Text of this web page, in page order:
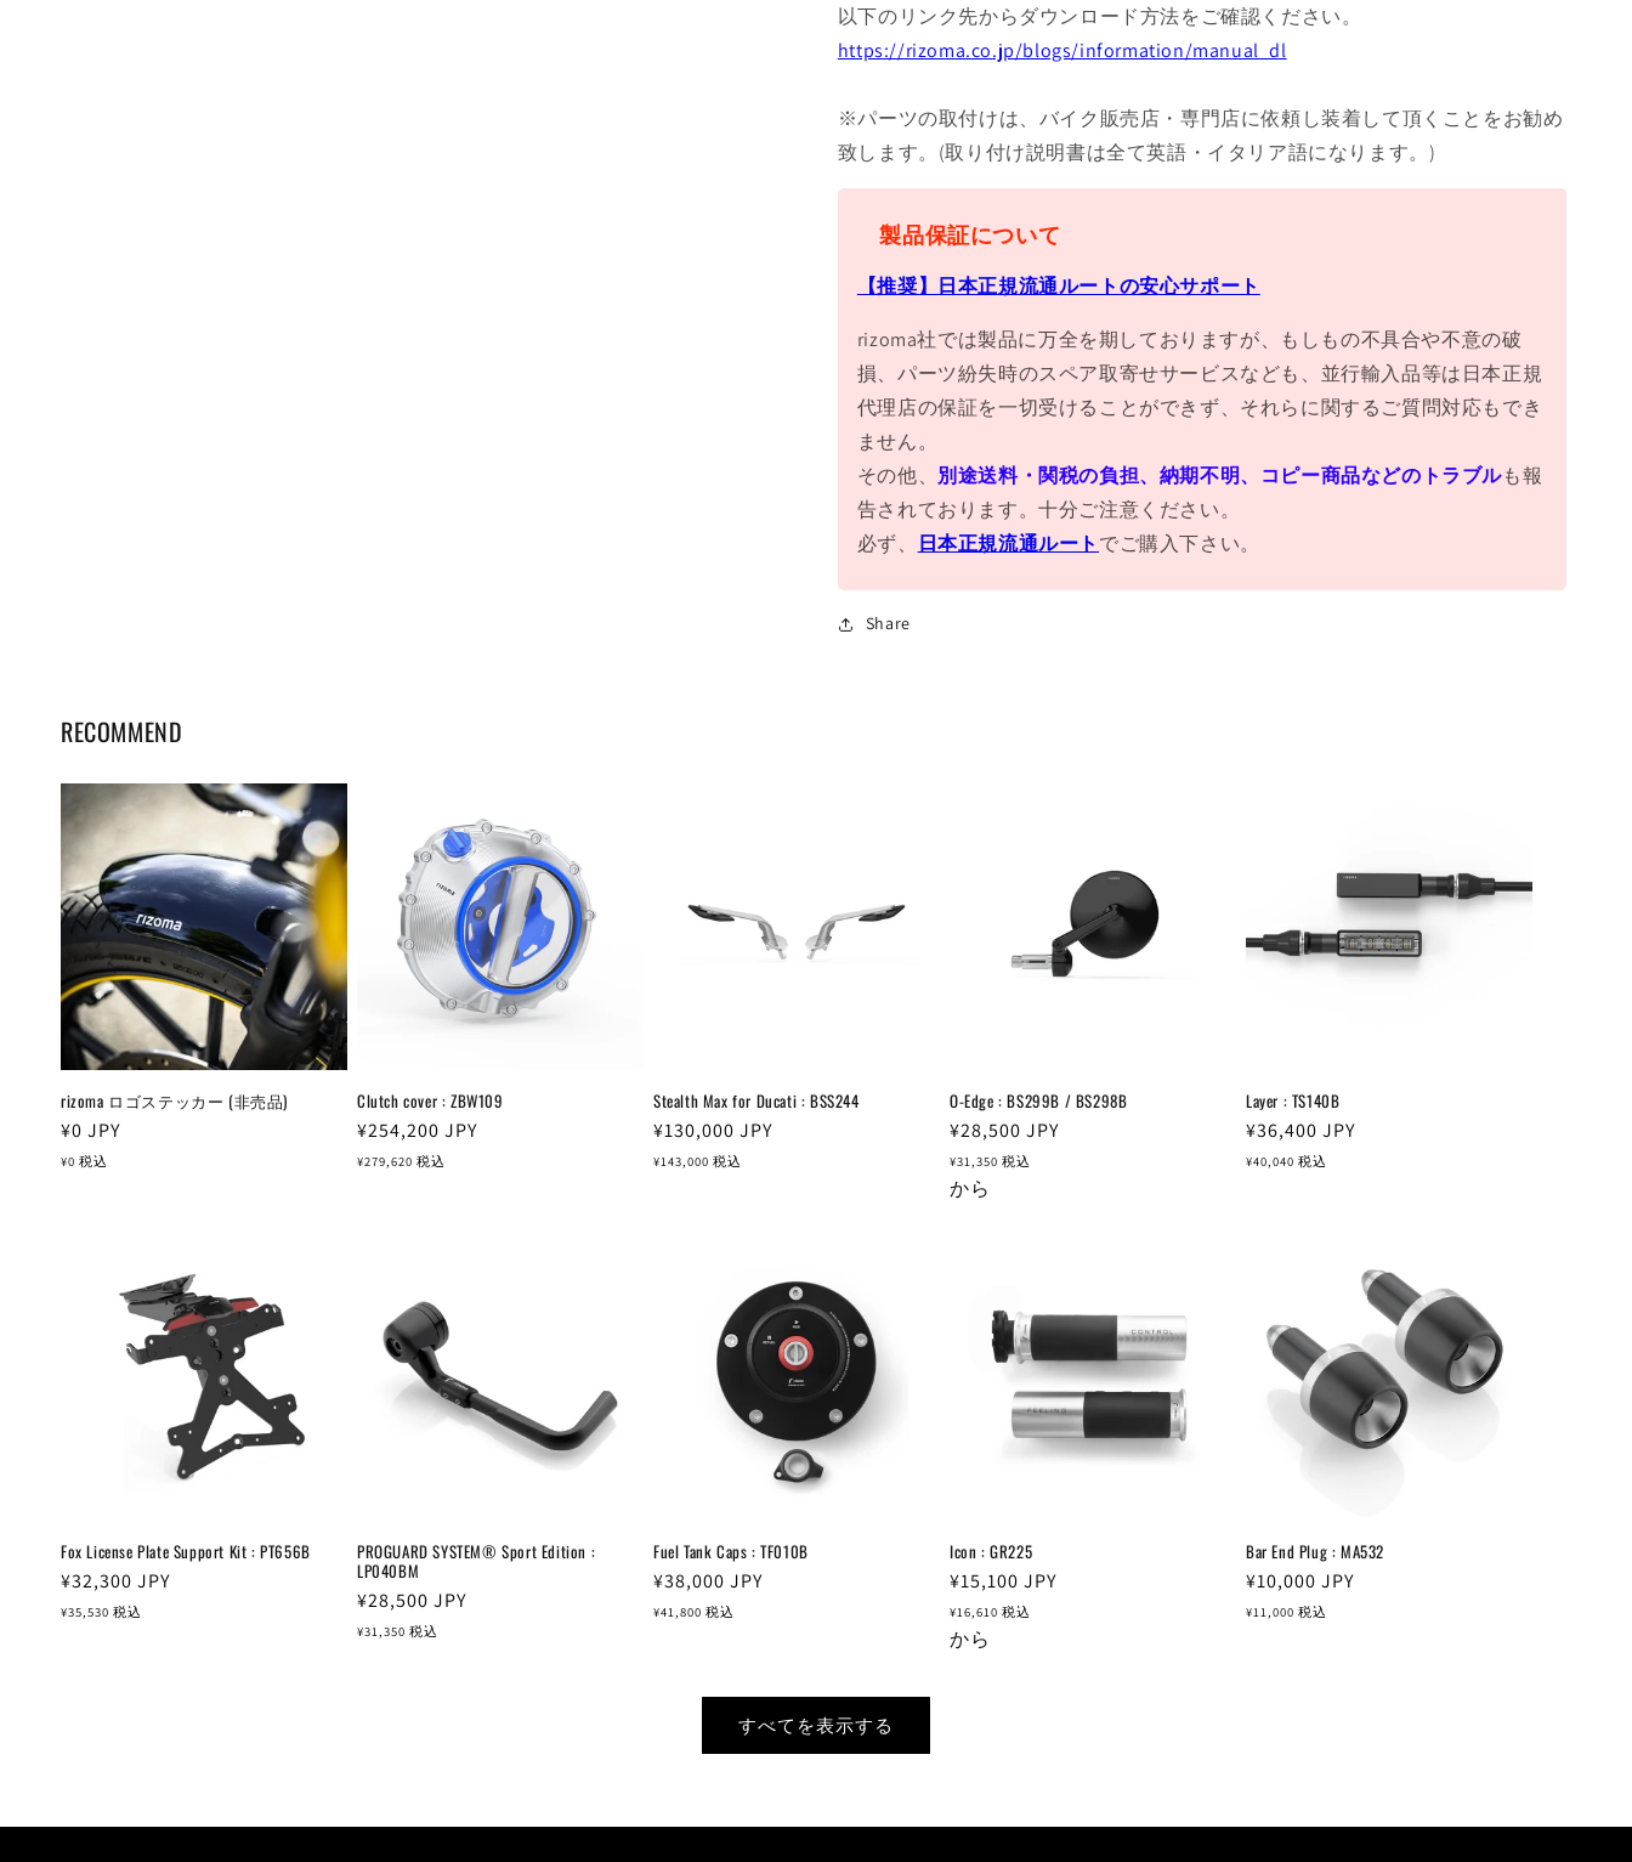
以下のリンク先からダウンロード方法をご確認ください。
https://rizoma.co.jp/blogs/information/manual_dl
※パーツの取付けは、バイク販売店・専門店に依頼し装着して頂くことをお勧め
致します。(取り付け説明書は全て英語・イタリア語になります。)
製品保証について
【推奨】日本正規流通ルートの安心サポート
rizoma社では製品に万全を期しておりますが、もしもの不具合や不意の破
損、パーツ紛失時のスペア取寄せサービスなども、並行輸入品等は日本正規
代理店の保証を一切受けることができず、それらに関するご質問対応もでき
ません。
その他、 別途送料・関税の負担、納期不明、コピー商品などのトラブルも報
告されております。十分ご注意ください。
必ず、
日本正規流通ルート でご購入下さい。
Share
RECOMMEND
rizoma ロゴステッカー (非売品)
通
常
¥0 JPY
¥0 税込
Clutch cover : ZBW109
通
常
¥254,200 JPY
¥279,620 税込
Stealth Max for Ducati : BSS244
通
常
¥130,000 JPY
¥143,000 税込
O-Edge : BS299B / BS298B
通
常
価
¥28,500 JPY
¥31,350 税込
から
Layer : TS140B
通
常
¥36,400 JPY
¥40,040 税込
Fox License Plate Support Kit : PT656B
通
常
¥32,300 JPY
¥35,530 税込
PROGUARD SYSTEM® Sport Edition :
LP040BM
通
常
¥28,500 JPY
¥31,350 税込
Fuel Tank Caps : TF010B
通
常
¥38,000 JPY
¥41,800 税込
Icon : GR225
通
常
価
¥15,100 JPY
¥16,610 税込
から
Bar End Plug : MA532
通
常
¥10,000 JPY
¥11,000 税込
すべてを表示する